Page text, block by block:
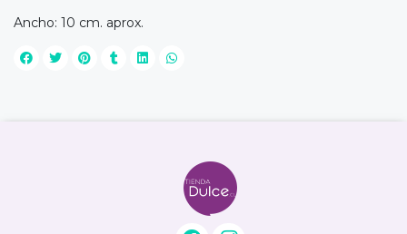
Ancho: 10 cm. aprox.